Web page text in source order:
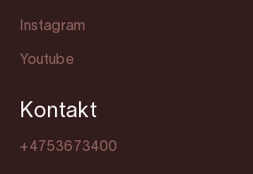
Instagram
Youtube
Kontakt
+4753673400